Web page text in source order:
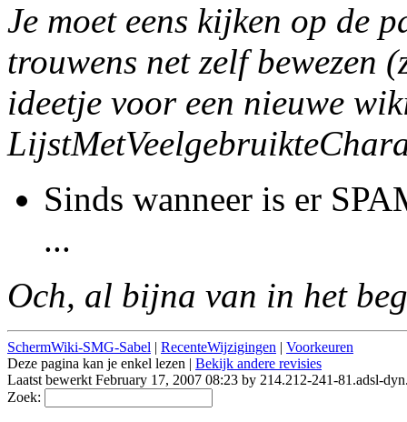
Je moet eens kijken op de
trouwens net zelf bewezen
ideetje voor een nieuwe
Sinds wanneer is er
...
Och, al bijna van in het
SchermWiki-SMG-Sabel | RecenteWijzigingen | Voorkeuren
Deze pagina kan je enkel lezen | Bekijk andere revisies
Laatst bewerkt February 17, 2007 08:23 by 214.212-241-81.adsl-
Zoek: